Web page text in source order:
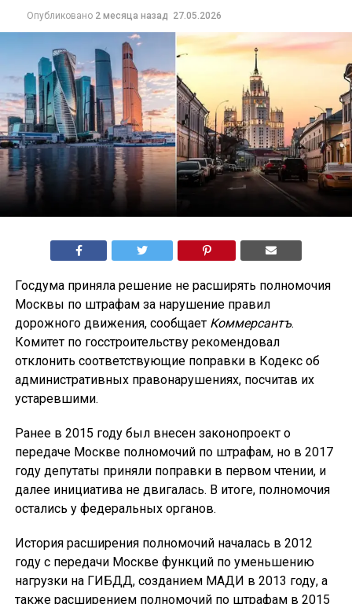
Опубликовано 2 месяца назад 27.05.2026
Госдума приняла решение не расширять полномочия
Москвы по штрафам за нарушение правил
дорожного движения, сообщает Коммерсантъ.
Комитет по госстроительству рекомендовал
отклонить соответствующие поправки в Кодекс об
административных правонарушениях, посчитав их
устаревшими.
Ранее в 2015 году был внесен законопроект о
передаче Москве полномочий по штрафам, но в 2017
году депутаты приняли поправки в первом чтении, и
далее инициатива не двигалась. В итоге, полномочия
остались у федеральных органов.
История расширения полномочий началась в 2012
году с передачи Москве функций по уменьшению
нагрузки на ГИБДД, созданием МАДИ в 2013 году, а
также расширением полномочий по штрафам в 2015